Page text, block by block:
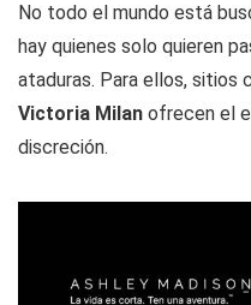
No todo el mundo está
hay quienes solo quieren
ataduras. Para ellos, sitios
Victoria Milan ofrecen el
discreción.